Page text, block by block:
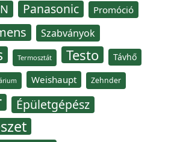
Panasonic Promóció
Szabványok
Termosztát Testo Távhő
Weishaupt Zehnder
Épületgépész